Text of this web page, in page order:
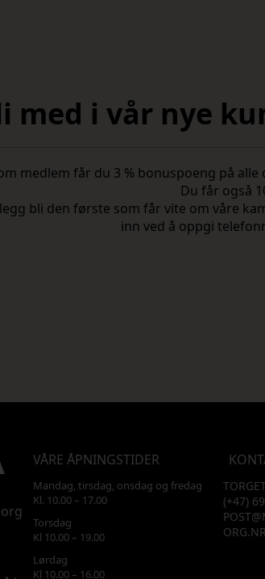
med i vår nye
medlem får du 3 % bonuspoeng på
Du får også
bli den første som får vite om våre
inn ved å oppgi
VÅRE ÅPNINGSTIDER
Mandag, tirsdag, onsdag og fredag
Kl. 10.00 – 17.00
Torsdag
Kl 10.00 – 19.00
Lørdag
Kl 10.00 – 16.00
(+47)